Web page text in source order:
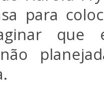
para
que